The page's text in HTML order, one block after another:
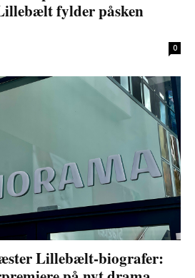
fylder påsken
0
Lillebælt-biografer: